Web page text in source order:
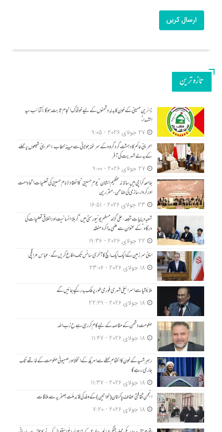
ارسال کریں
تازه ترین
زائرینِ حسینی کے خون کا بدلہ دشمنوں کے لیے خوفناک انجام ثابت ہوگا: کتائب سید
الشہداءؑ
27 جولای 2026 - 9:05
بحرینی حاکم کا دہشت گرد گروہ کے سرغنہ جولانی سے مبینہ خطاب: بحرینی شیعوں پر حملے
کے بدلے شہریت کی آفر
27 جولای 2026 - 9:00
جامعہ کراچی میں سالانہ عظیم الشان “یومِ حسینؑ” کا انعقاد/امام حسینؑ کی تعلیمات اتحادِ امت
اور کردار سازی کی ضامن، مقررین
23 جولای 2026 - 16:51
شعبۂ دینیاتِ شیعہ، علی گڑھ مسلم یونیورسٹی میں “کربلا؛ انسانیت اور اخلاقی تعلیمات کی
درگاہ” کے عنوان سے علمی مذاکرہ منعقد
22 جولای 2026 - 19:36
اپنی سرزمین کے ایک ایک انچ کا آخری سانس تک دفاع کریں گے، عباس عراقچی
18 جولای 2026 - 23:06
ملائیشیا سے اسرائیلی شہری فوری طور پر ملک بدر کیے جائیں گے
18 جولای 2026 - 22:29
حکومت دشمن کے مقاصد کے لیے کام کر رہی ہے ح زب ا للہ
18 جولای 2026 - 11:47
رہبرِ شہید کے خون کا انتقام خطے سے امریکہ کے انخلا اور صہیونی حکومت کے خاتمے تک
جاری رہے گا
18 جولای 2026 - 11:37
انجمنِ ثقافتی عفاف پاکستان (خواتین) کے وفد کی قائدِ ملّت جعفریہ سے ملاقات
18 جولای 2026 - 7:20